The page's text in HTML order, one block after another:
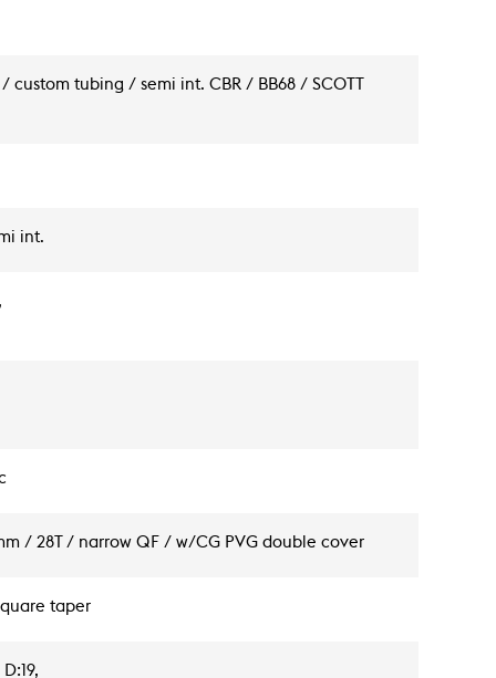
custom tubing / semi int. CBR / BB68 / SCOTT
int.
/ 28T / narrow QF / w/CG PVG double cover
taper